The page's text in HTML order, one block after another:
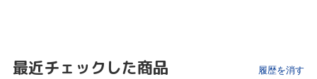
最近チェックした商品 履歴を消す